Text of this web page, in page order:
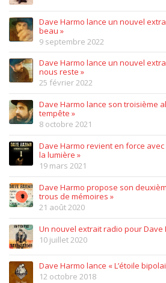
Dave Harmo lance un nouvel
beau »
9 septembre 2022
Dave Harmo lance un nouvel
nous reste »
25 février 2022
Dave Harmo lance son troisième
tempête »
8 octobre 2021
Dave Harmo revient en force
la lumière »
19 mars 2021
Dave Harmo propose son
trous de mémoires »
21 août 2020
Un nouvel extrait radio pour Dave
10 juillet 2020
Dave Harmo lance « L’étoile
12 octobre 2018